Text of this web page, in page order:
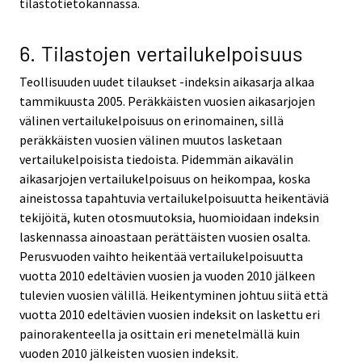
tilastotietokannassa.
6. Tilastojen vertailukelpoisuus
Teollisuuden uudet tilaukset -indeksin aikasarja alkaa
tammikuusta 2005. Peräkkäisten vuosien aikasarjojen
välinen vertailukelpoisuus on erinomainen, sillä
peräkkäisten vuosien välinen muutos lasketaan
vertailukelpoisista tiedoista. Pidemmän aikavälin
aikasarjojen vertailukelpoisuus on heikompaa, koska
aineistossa tapahtuvia vertailukelpoisuutta heikentäviä
tekijöitä, kuten otosmuutoksia, huomioidaan indeksin
laskennassa ainoastaan perättäisten vuosien osalta.
Perusvuoden vaihto heikentää vertailukelpoisuutta
vuotta 2010 edeltävien vuosien ja vuoden 2010 jälkeen
tulevien vuosien välillä. Heikentyminen johtuu siitä että
vuotta 2010 edeltävien vuosien indeksit on laskettu eri
painorakenteella ja osittain eri menetelmällä kuin
vuoden 2010 jälkeisten vuosien indeksit.